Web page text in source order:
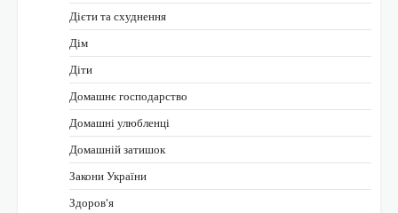
Дієти та схуднення
Дім
Діти
Домашнє господарство
Домашні улюбленці
Домашній затишок
Закони України
Здоров'я